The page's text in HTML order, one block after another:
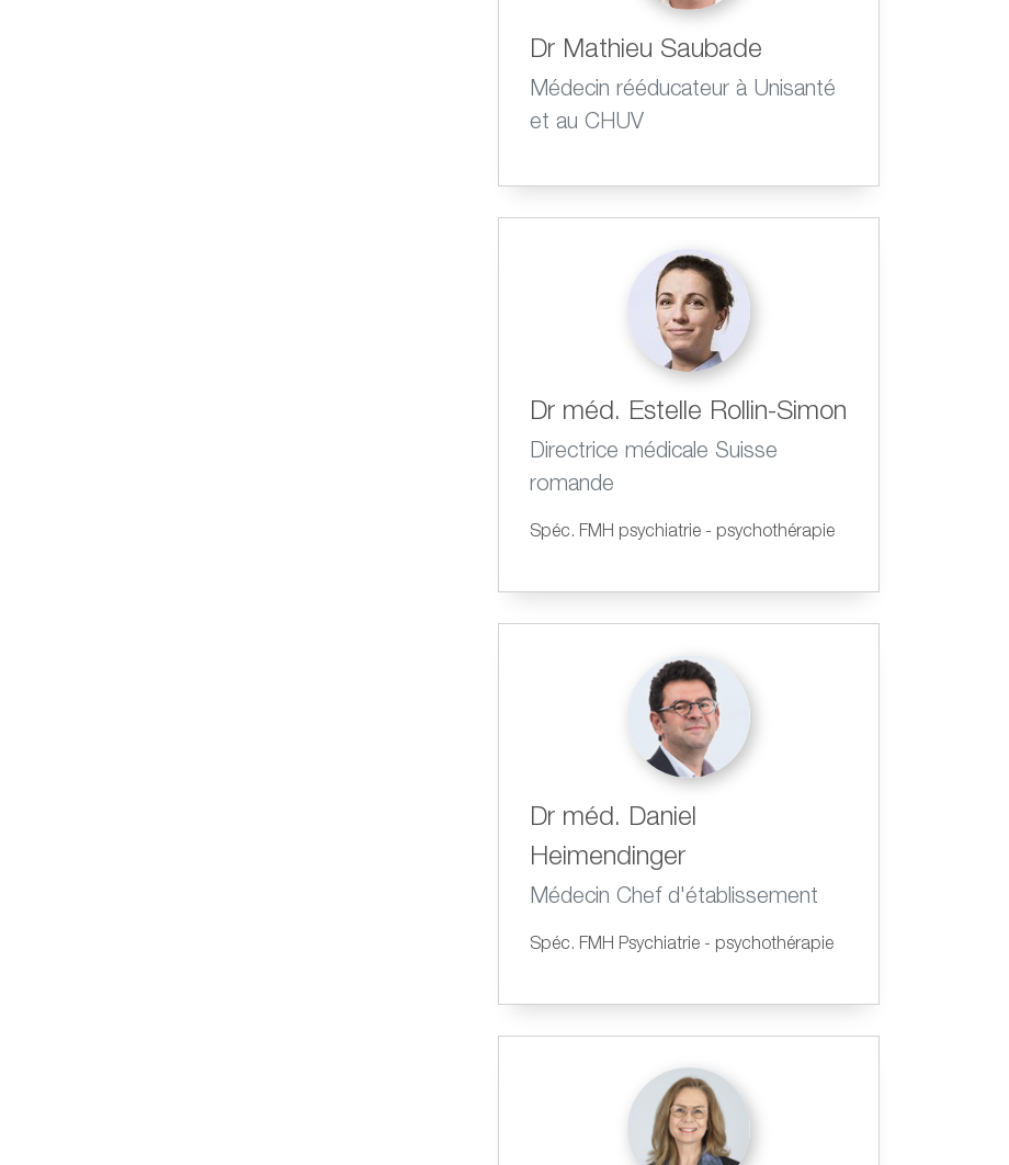
Dr Mathieu Saubade
Médecin rééducateur à Unisanté
et au CHUV
Dr méd. Estelle Rollin-Simon
Directrice médicale Suisse
romande
Spéc. FMH psychiatrie - psychothérapie
Dr méd. Daniel
Heimendinger
Médecin Chef d'établissement
Spéc. FMH Psychiatrie - psychothérapie